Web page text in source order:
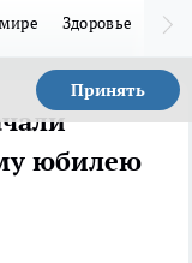
Здоровье
Принять
юбилею